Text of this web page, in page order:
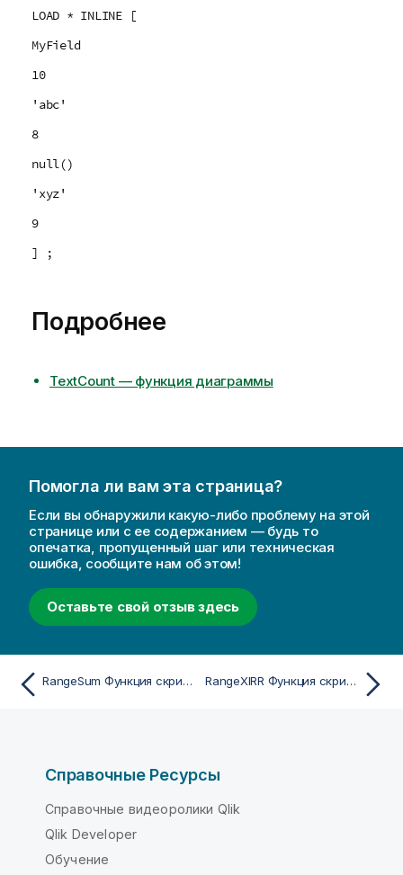
LOAD * INLINE [
MyField
10
'abc'
8
null()
'xyz'
9
] ;
Подробнее
TextCount — функция диаграммы
Помогла ли вам эта страница?
Если вы обнаружили какую-либо проблему на этой
странице или с ее содержанием — будь то
опечатка, пропущенный шаг или техническая
ошибка, сообщите нам об этом!
Оставьте свой отзыв здесь
RangeSum Функция скрипта и диаграммы RangeXIRR Функция скрипта и диаграммы
Справочные Ресурсы
Справочные видеоролики Qlik
Qlik Developer
Обучение